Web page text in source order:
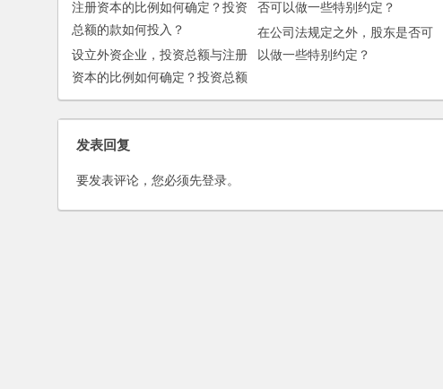
设立外资企业，投资总额与注册
资本的比例如何确定？投资总额
的款如何投入？
在公司法规定之外，股东是否可
以做一些特别约定？
发表回复
要发表评论，您必须先登录。